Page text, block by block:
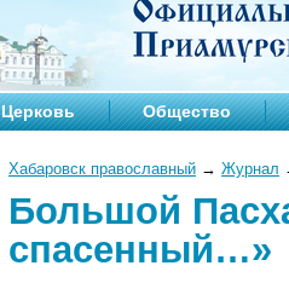
Церковь Общество
Хабаровск православный → Журнал
Большой
спасенный…»